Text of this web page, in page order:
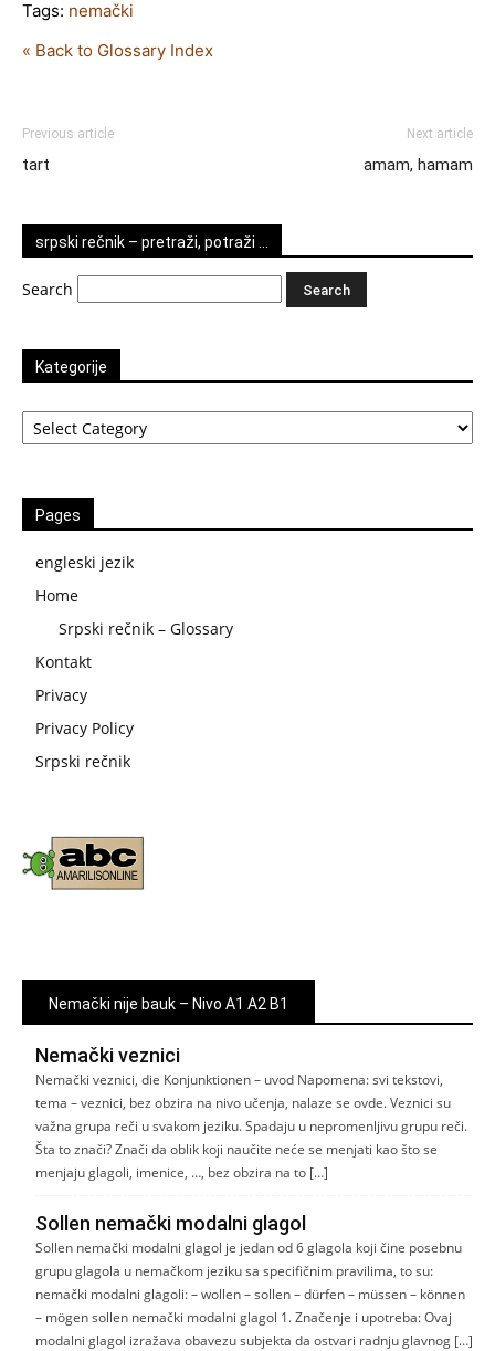
Tags: nemački
« Back to Glossary Index
Previous article
tart
Next article
amam, hamam
srpski rečnik – pretraži, potraži …
Search
Kategorije
Kategorije
Pages
engleski jezik
Home
Srpski rečnik – Glossary
Kontakt
Privacy
Privacy Policy
Srpski rečnik
Nemački nije bauk – Nivo A1 A2 B1
Nemački veznici
Nemački veznici, die Konjunktionen – uvod Napomena: svi tekstovi,
tema – veznici, bez obzira na nivo učenja, nalaze se ovde. Veznici su
važna grupa reči u svakom jeziku. Spadaju u nepromenljivu grupu reči.
Šta to znači? Znači da oblik koji naučite neće se menjati kao što se
menjaju glagoli, imenice, …, bez obzira na to […]
Sollen nemački modalni glagol
Sollen nemački modalni glagol je jedan od 6 glagola koji čine posebnu
grupu glagola u nemačkom jeziku sa specifičnim pravilima, to su:
nemački modalni glagoli: – wollen – sollen – dürfen – müssen – können
– mögen sollen nemački modalni glagol 1. Značenje i upotreba: Ovaj
modalni glagol izražava obavezu subjekta da ostvari radnju glavnog […]